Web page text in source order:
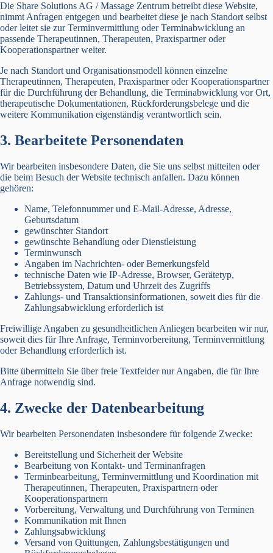
Die Share Solutions AG / Massage Zentrum betreibt diese Website,
nimmt Anfragen entgegen und bearbeitet diese je nach Standort selbst
oder leitet sie zur Terminvermittlung oder Terminabwicklung an
passende Therapeutinnen, Therapeuten, Praxispartner oder
Kooperationspartner weiter.
Je nach Standort und Organisationsmodell können einzelne
Therapeutinnen, Therapeuten, Praxispartner oder Kooperationspartner
für die Durchführung der Behandlung, die Terminabwicklung vor Ort,
therapeutische Dokumentationen, Rückforderungsbelege und die
weitere Kommunikation eigenständig verantwortlich sein.
3. Bearbeitete Personendaten
Wir bearbeiten insbesondere Daten, die Sie uns selbst mitteilen oder
die beim Besuch der Website technisch anfallen. Dazu können
gehören:
Name, Telefonnummer und E-Mail-Adresse, Adresse,
Geburtsdatum
gewünschter Standort
gewünschte Behandlung oder Dienstleistung
Terminwunsch
Angaben im Nachrichten- oder Bemerkungsfeld
technische Daten wie IP-Adresse, Browser, Gerätetyp,
Betriebssystem, Datum und Uhrzeit des Zugriffs
Zahlungs- und Transaktionsinformationen, soweit dies für die
Zahlungsabwicklung erforderlich ist
Freiwillige Angaben zu gesundheitlichen Anliegen bearbeiten wir nur,
soweit dies für Ihre Anfrage, Terminvorbereitung, Terminvermittlung
oder Behandlung erforderlich ist.
Bitte übermitteln Sie über freie Textfelder nur Angaben, die für Ihre
Anfrage notwendig sind.
4. Zwecke der Datenbearbeitung
Wir bearbeiten Personendaten insbesondere für folgende Zwecke:
Bereitstellung und Sicherheit der Website
Bearbeitung von Kontakt- und Terminanfragen
Terminbearbeitung, Terminvermittlung und Koordination mit
Therapeutinnen, Therapeuten, Praxispartnern oder
Kooperationspartnern
Vorbereitung, Verwaltung und Durchführung von Terminen
Kommunikation mit Ihnen
Zahlungsabwicklung
Versand von Quittungen, Zahlungsbestätigungen und